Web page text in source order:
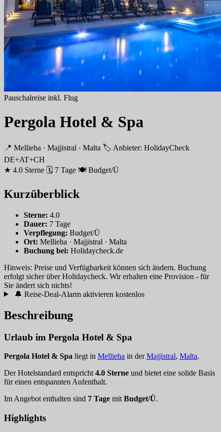
Pauschalreise inkl. Flug
Pergola Hotel & Spa
📍 Mellieha · Majjistral · Malta 🏷 Anbieter: HolidayCheck
DE+AT+CH
★ 4.0 Sterne 🗓 7 Tage 🍽 Budget/Ü
Kurzüberblick
Sterne: 4.0
Dauer: 7 Tage
Verpflegung: Budget/Ü
Ort: Mellieha · Majjistral · Malta
Buchung bei: Holidaycheck.de
Hinweis: Preise und Verfügbarkeit können sich ändern. Buchung
erfolgt sicher über Holidaycheck. Wir erhalten eine Provision - für
Sie ändert sich nichts!
🔔 Reise-Deal-Alarm aktivieren kostenlos
Beschreibung
Urlaub im Pergola Hotel & Spa
Pergola Hotel & Spa liegt in Mellieha in derMajjistral, Malta.
Der Hotelstandard entspricht 4.0 Sterne und bietet eine solide Basis
für einen entspannten Aufenthalt.
Im Angebot enthalten sind 7 Tage mit Budget/Ü.
Highlights